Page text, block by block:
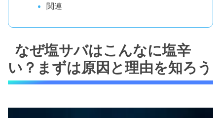
関連
なぜ塩サバはこんなに塩辛
い？まずは原因と理由を知ろう